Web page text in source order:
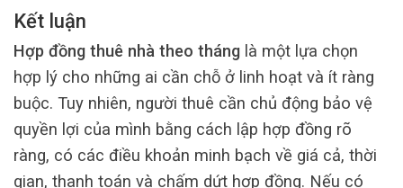
Kết luận
Hợp đồng thuê nhà theo tháng là một lựa chọn
hợp lý cho những ai cần chỗ ở linh hoạt và ít ràng
buộc. Tuy nhiên, người thuê cần chủ động bảo vệ
quyền lợi của mình bằng cách lập hợp đồng rõ
ràng, có các điều khoản minh bạch về giá cả, thời
gian, thanh toán và chấm dứt hợp đồng. Nếu có